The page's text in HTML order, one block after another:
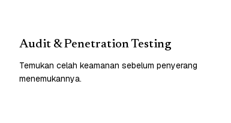
Audit & Penetration Testing
Temukan celah keamanan sebelum penyerang
menemukannya.